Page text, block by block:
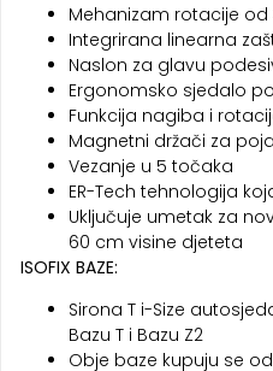
Mehanizam rotacije od
Integrirana linearna
Naslon za glavu
Ergonomsko sjedalo
Funkcija nagiba i
Magnetni držači za
Vezanje u 5 točaka
ER-Tech tehnologija
Uključuje umetak za
60 cm visine djeteta
ISOFIX BAZE:
Sirona T i-Size
Bazu T i Bazu Z2
Obje baze kupuju se